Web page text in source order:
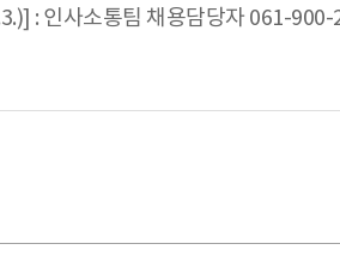
: 인사소통팀 채용담당자 061-900-